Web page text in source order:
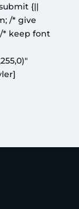
{||
/* give
* keep font